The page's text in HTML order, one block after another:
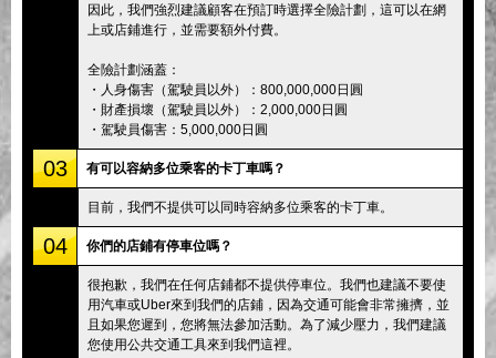
因此，我們強烈建議顧客在預訂時選擇全險計劃，這可以在網
上或店鋪進行，並需要額外付費。
全險計劃涵蓋：
・人身傷害（駕駛員以外）：800,000,000日圓
・財產損壞（駕駛員以外）：2,000,000日圓
・駕駛員傷害：5,000,000日圓
03 有可以容納多位乘客的卡丁車嗎？
目前，我們不提供可以同時容納多位乘客的卡丁車。
04 你們的店鋪有停車位嗎？
很抱歉，我們在任何店鋪都不提供停車位。我們也建議不要使
用汽車或Uber來到我們的店鋪，因為交通可能會非常擁擠，並
且如果您遲到，您將無法參加活動。為了減少壓力，我們建議
您使用公共交通工具來到我們這裡。